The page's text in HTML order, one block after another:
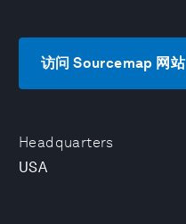
Headquarters
USA
访问 Sourcemap 网站